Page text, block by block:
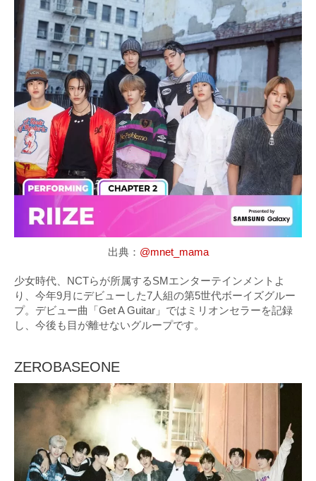
出典： @mnet_mama
少女時代、NCTらが所属するSMエンターテインメントよ
り、今年9月にデビューした7人組の第5世代ボーイズグルー
プ。デビュー曲「Get A Guitar」ではミリオンセラーを記録
し、今後も目が離せないグループです。
ZEROBASEONE